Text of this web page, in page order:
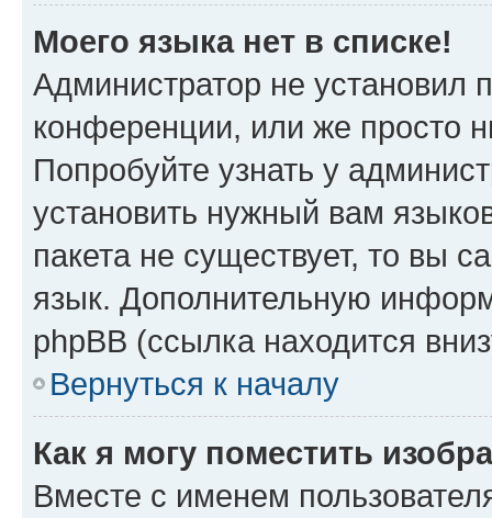
Моего языка нет в списке!
Администратор не установил
конференции, или же просто
Попробуйте узнать у
установить нужный вам
пакета не существует, то вы
язык. Дополнительную
phpBB (ссылка находится
Вернуться к началу
Как я могу поместить
Вместе с именем